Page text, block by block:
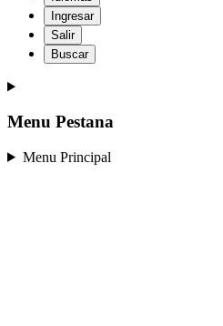
Ingresar
Salir
Buscar
Menu Pestana
Menu Principal